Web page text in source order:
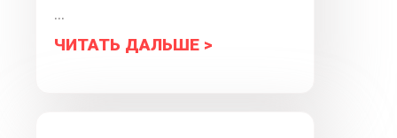
...
ЧИТАТЬ ДАЛЬШЕ >